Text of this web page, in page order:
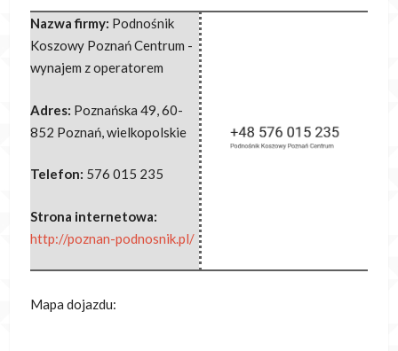
Nazwa firmy: Podnośnik
Koszowy Poznań Centrum -
wynajem z operatorem
Adres: Poznańska 49,60-
852 Poznań,wielkopolskie
Telefon: 576 015 235
Strona internetowa:
http://poznan-podnosnik.pl/
Mapa dojazdu: